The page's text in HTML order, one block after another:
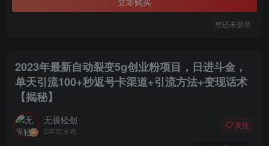
您还未登录
2023年最新自动裂变5g创业粉项目，日进斗金，
单天引流100+秒返号卡渠道+引流方法+变现话术
【揭秘】
无畏轻创
2年前发布
关注